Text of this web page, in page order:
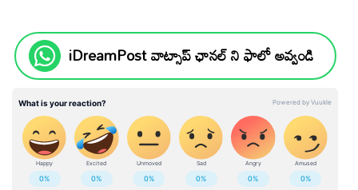
iDreamPost వాట్సాప్ ఛానల్ ని ఫాలో అవ్వండి